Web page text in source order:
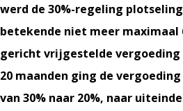
werd de 30%-regeling
betekende niet meer maximaal
gericht vrijgestelde vergoeding
20 maanden ging de
van 30% naar 20%, naar